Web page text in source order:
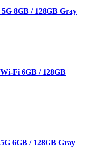
8GB / 128GB Gray
Fi 6GB / 128GB
6GB / 128GB Gray